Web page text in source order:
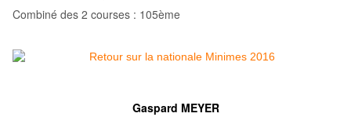
Combiné des 2 courses : 105ème
Gaspard MEYER